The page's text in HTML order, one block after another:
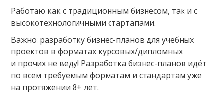
Работаю как с традиционным бизнесом, так и с
высокотехнологичными стартапами.
Важно: разработку бизнес-планов для учебных
проектов в форматах курсовых/дипломных
и прочих не веду! Разработка бизнес-планов идёт
по всем требуемым форматам и стандартам уже
на протяжении 8+ лет.